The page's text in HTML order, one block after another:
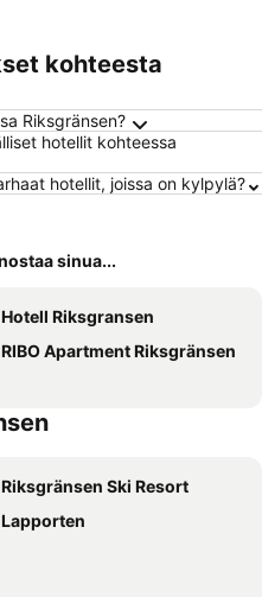
kohteesta
Riksgränsen?
hotellit kohteessa
hotellit, joissa on kylpylä?
sinua...
Hotell Riksgransen
RIBO Apartment Riksgränsen
Riksgränsen Ski Resort
Lapporten